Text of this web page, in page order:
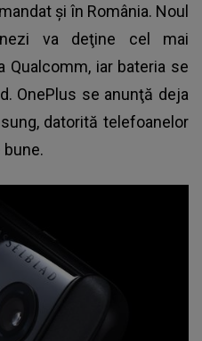
şi în România. Noul
va deţine cel mai
iar bateria se
OnePlus se anunţă deja
datorită telefoanelor